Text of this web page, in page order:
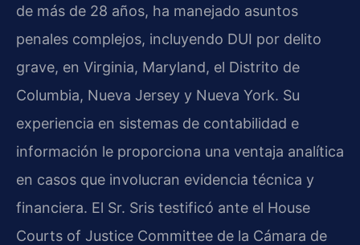
de más de 28 años, ha manejado asuntos
penales complejos, incluyendo DUI por delito
grave, en Virginia, Maryland, el Distrito de
Columbia, Nueva Jersey y Nueva York. Su
experiencia en sistemas de contabilidad e
información le proporciona una ventaja analítica
en casos que involucran evidencia técnica y
financiera. El Sr. Sris testificó ante el House
Courts of Justice Committee de la Cámara de